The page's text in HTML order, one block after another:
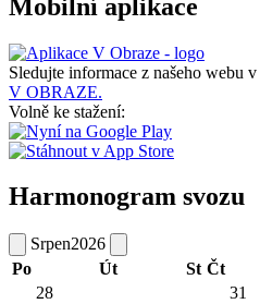
Mobilní aplikace
Sledujte informace z našeho webu v
V OBRAZE.
Volně ke stažení:
Harmonogram svozu
Srpen2026
Po
Út St Čt
28
31